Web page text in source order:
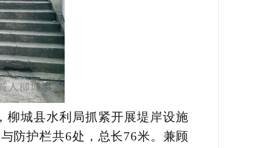
柳城县水利局抓紧开展堤岸设施
防护栏共6处，总长76米。兼顾